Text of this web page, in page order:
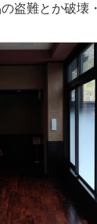
盗難とか破壊